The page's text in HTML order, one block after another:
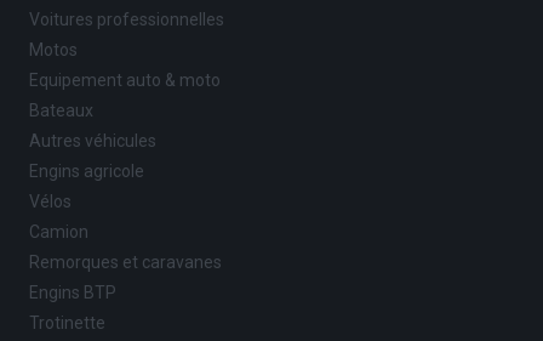
Voitures professionnelles
Motos
Equipement auto & moto
Bateaux
Autres véhicules
Engins agricole
Vélos
Camion
Remorques et caravanes
Engins BTP
Trotinette